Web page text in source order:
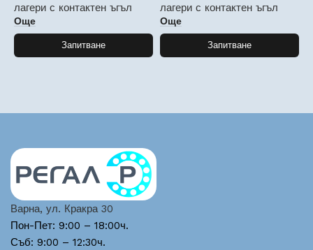
лагери с контактен ъгъл
Още
Запитване
лагери с контактен ъгъл
Още
Запитване
Варна, ул. Кракра 30
Пон-Пет: 9:00 – 18:00ч.
Съб: 9:00 – 12:30ч.